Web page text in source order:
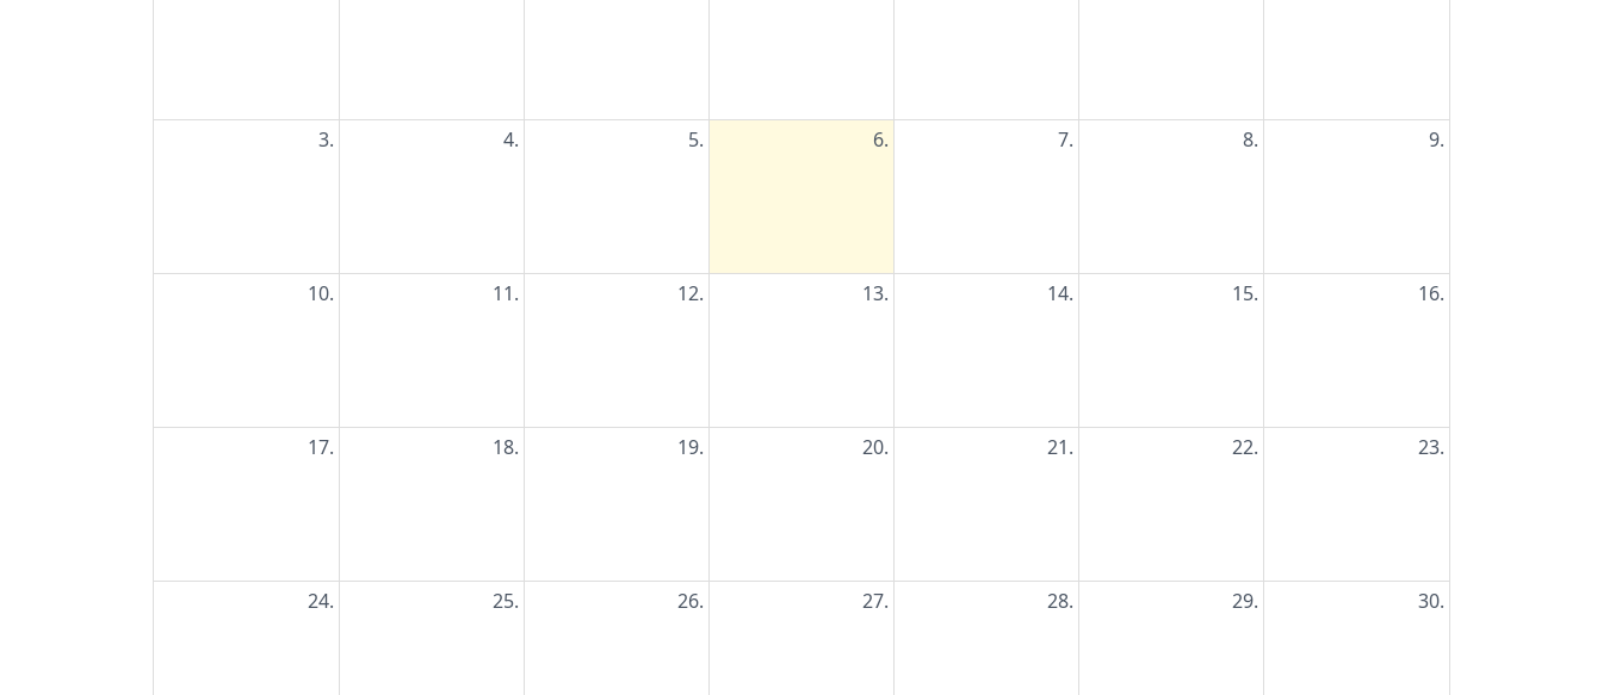
3. 4. 5. 6. 7. 8. 9.
10. 11. 12. 13. 14. 15. 16.
17. 18. 19. 20. 21. 22. 23.
24. 25. 26. 27. 28. 29. 30.